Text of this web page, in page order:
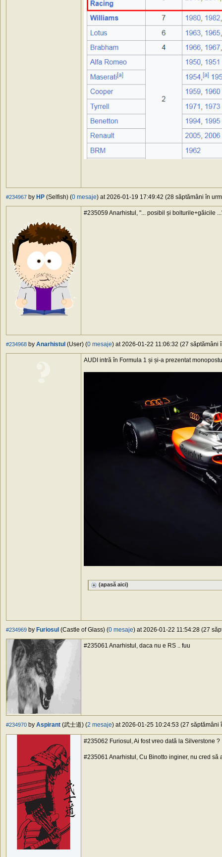
#234967 by HP (Selfish) (0 mesaje) at 2026-01-19 17:49:42 (28 săptămâni în
#235059 Anarhistul, "... posibil și bolturile+găicile
#234968 by Anarhistul (User) (0 mesaje) at 2026-01-22 11:06:32 (27 săptămâni
AUDI intră în Formula 1 și și-a prezentat
(apasă aici)
#234969 by Furiosul (Castle of Glass) (0 mesaje) at 2026-01-22 11:54:28 (27
#235061 Anarhistul, daca nu e RS .. fuu
#234970 by Aspirant (武士道) (2 mesaje) at 2026-01-25 10:24:53 (27 săptămâni
#235062 Furiosul, Ai fost vreo dată la Silverstone ?
#235061 Anarhistul, Cu Binotto inginer, nu cred